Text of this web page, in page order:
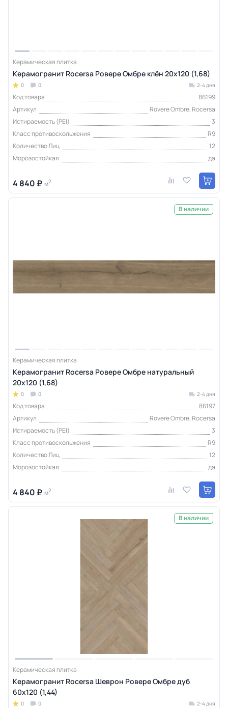
Керамическая плитка
Керамогранит Rocersa Ровере Омбре клён 20x120 (1,68)
0 0 2-4 дня
Код товара
86199
Артикул
Rovere Ombre, Rocersa
Истираемость (PEI)
3
Класс противоскольжения
R9
Количество Лиц
12
Морозостойкая
да
4 840 ₽ м2
В наличии
Керамическая плитка
Керамогранит Rocersa Ровере Омбре натуральный
20x120 (1,68)
0 0 2-4 дня
Код товара
86197
Артикул
Rovere Ombre, Rocersa
Истираемость (PEI)
3
Класс противоскольжения
R9
Количество Лиц
12
Морозостойкая
да
4 840 ₽ м2
В наличии
Керамическая плитка
Керамогранит Rocersa Шеврон Ровере Омбре дуб
60x120 (1,44)
0 0 2-4 дня